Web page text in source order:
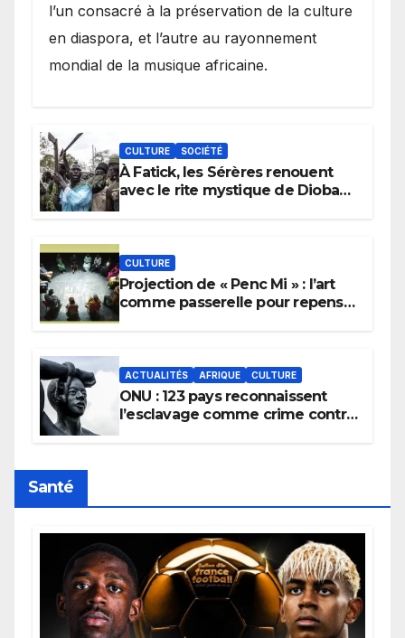
l’un consacré à la préservation de la culture
en diaspora, et l’autre au rayonnement
mondial de la musique africaine.
CULTURE SOCIÉTÉ
À Fatick, les Sérères renouent
avec le rite mystique de Diobaye
CULTURE
Projection de « Penc Mi » : l’art
comme passerelle pour repenser
ACTUALITÉS AFRIQUE CULTURE
ONU : 123 pays reconnaissent
l’esclavage comme crime contre
Santé